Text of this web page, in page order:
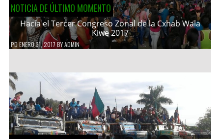
NOTICIA DE ÚLTIMO MOMENTO
Hacía el Tercer Congreso Zonal de la Cxhab Wala
Kiwe 2017
PDENERO 31, 2017 BYADMIN